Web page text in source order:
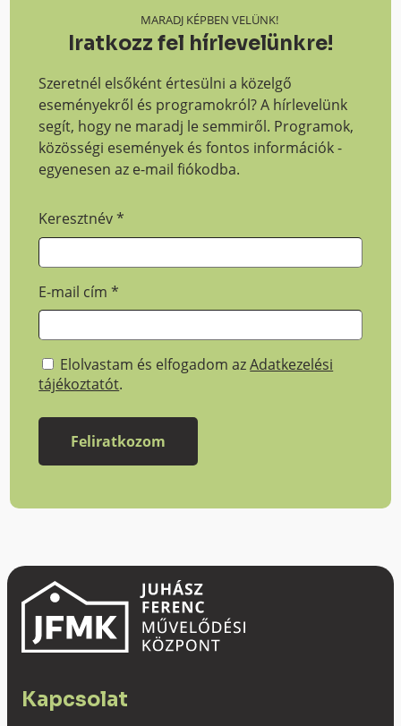
MARADJ KÉPBEN VELÜNK!
Iratkozz fel hírlevelünkre!
Szeretnél elsőként értesülni a közelgő
eseményekről és programokról? A hírlevelünk
segít, hogy ne maradj le semmiről. Programok,
közösségi események és fontos információk -
egyenesen az e-mail fiókodba.
Keresztnév*
E-mail cím*
Elolvastam és elfogadom azAdatkezelési
tájékoztatót.
Kapcsolat